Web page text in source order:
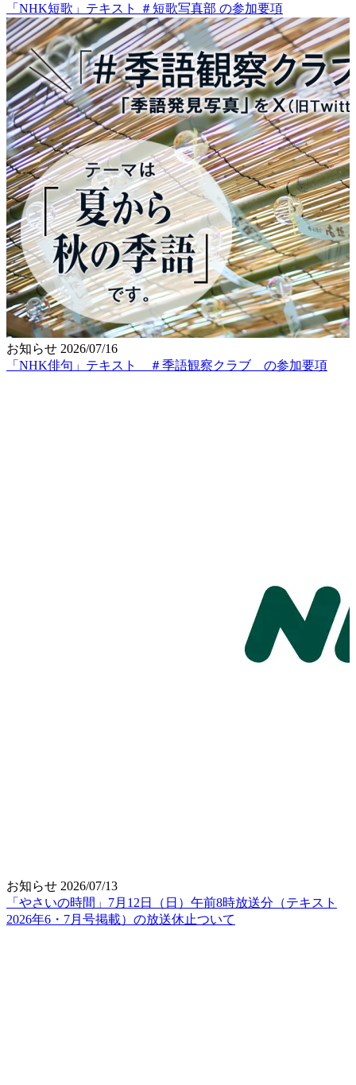
「NHK短歌」テキスト ＃短歌写真部 の参加要項
お知らせ 2026/07/16
「NHK俳句」テキスト ＃季語観察クラブ の参加要項
お知らせ 2026/07/13
「やさいの時間」7月12日（日）午前8時放送分（テキスト
2026年6・7月号掲載）の放送休止ついて